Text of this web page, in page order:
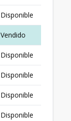
Disponible
Vendido
Disponible
Disponible
Disponible
Disponible